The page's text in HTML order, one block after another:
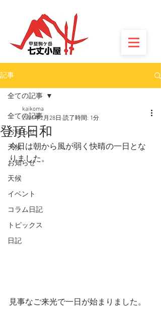
記事
全ての記事
お知らせ
天候
お知らせ
天候
イベント
コラム日記
トピックス
日記
全ての記事
登頂日和
kaikoma
2021年2月28日 読了時間: 1分
今日は朝から風が弱く快晴の一日とな
りました。
見事なご来光で一日が始まりました。